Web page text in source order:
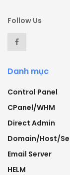
Follow Us
Danh mục
Control Panel
CPanel/WHM
Direct Admin
Domain/Host/
Email Server
HELM